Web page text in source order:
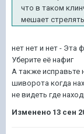
что в таком
мешает
нет нет и нет - Эта
Уберите её нафиг
А также исправьте
шиворота когда
не видеть где
Изменено 13 сен